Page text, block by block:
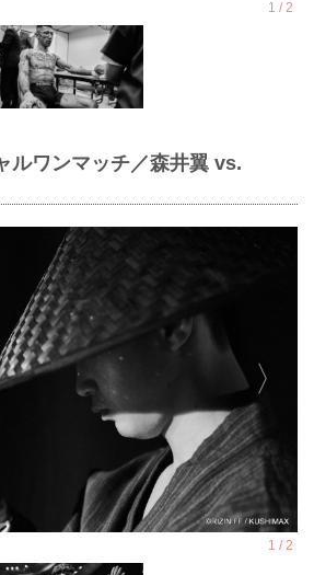
ルワンマッチ／森井翼 vs.